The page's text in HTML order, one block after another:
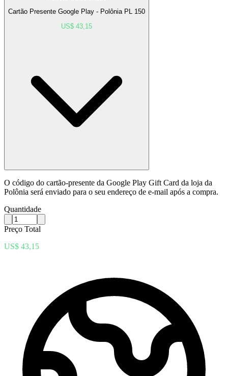
Cartão Presente Google Play - Polônia PL 150
US$ 43,15
O código do cartão-presente da Google Play Gift Card da loja da
Polônia será enviado para o seu endereço de e-mail após a compra.
Quantidade
Preço Total
US$ 43,15